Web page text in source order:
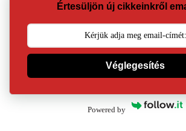
Értesüljön új cikkeinkről
Véglegesítés
Powered by